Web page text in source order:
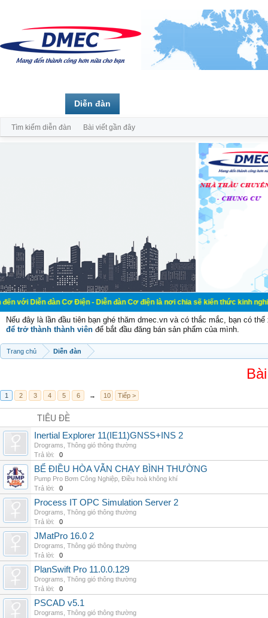
đàn Cơ Điện - Diễn đàn Cơ điện là nơi chia sẽ kiến thức kinh nghiệm
Nếu đây là lần đầu tiên bạn ghé thăm dmec.vn và có thắc mắc, bạn có
để trở thành thành viên để bắt đầu đăng bán sản phẩm của mình.
Trang chủ Diễn đàn
1 2 3 4 5 6 → 10 Tiếp >
TIÊU ĐỀ
Inertial Explorer 11(IE11)GNSS+INS 2
Drograms Thông gió thông thường
Trả lời:
0
BỂ ĐIỀU HÒA VẪN CHẠY BÌNH THƯỜNG
Pump Pro Bơm Công Nghiệp Điều hoà không khí
Trả lời:
0
Process IT OPC Simulation Server 2
Drograms Thông gió thông thường
Trả lời:
0
JMatPro 16.0 2
Drograms Thông gió thông thường
Trả lời:
0
PlanSwift Pro 11.0.0.129
Drograms Thông gió thông thường
Trả lời:
0
PSCAD v5.1
Drograms Thông gió thông thường
Diễn đàn
Tìm kiếm diễn đàn Bài viết gần đây